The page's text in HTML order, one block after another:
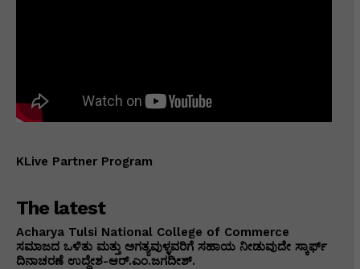
KLive Partner Program
The latest
Acharya Tulsi National College of Commerce
ಸಮಾಜದ ಒಳಿತು ಮತ್ತು ಅಗತ್ಯವುಳ್ಳವರಿಗೆ ಸಹಾಯ ನೀಡುವುದೇ ಸ್ಕಾರ್ಫ್
ದಿನಾಚರಣೆ ಉದ್ದೇಶ-ಆರ್.ಎಂ.ಜಗದೀಶ್.